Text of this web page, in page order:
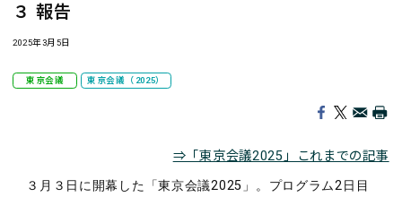
３ 報告
2025年3月5日
東京会議 東京会議（2025）
⇒「東京会議2025」これまでの記事
３月３日に開幕した「東京会議2025」。プログラム2日目